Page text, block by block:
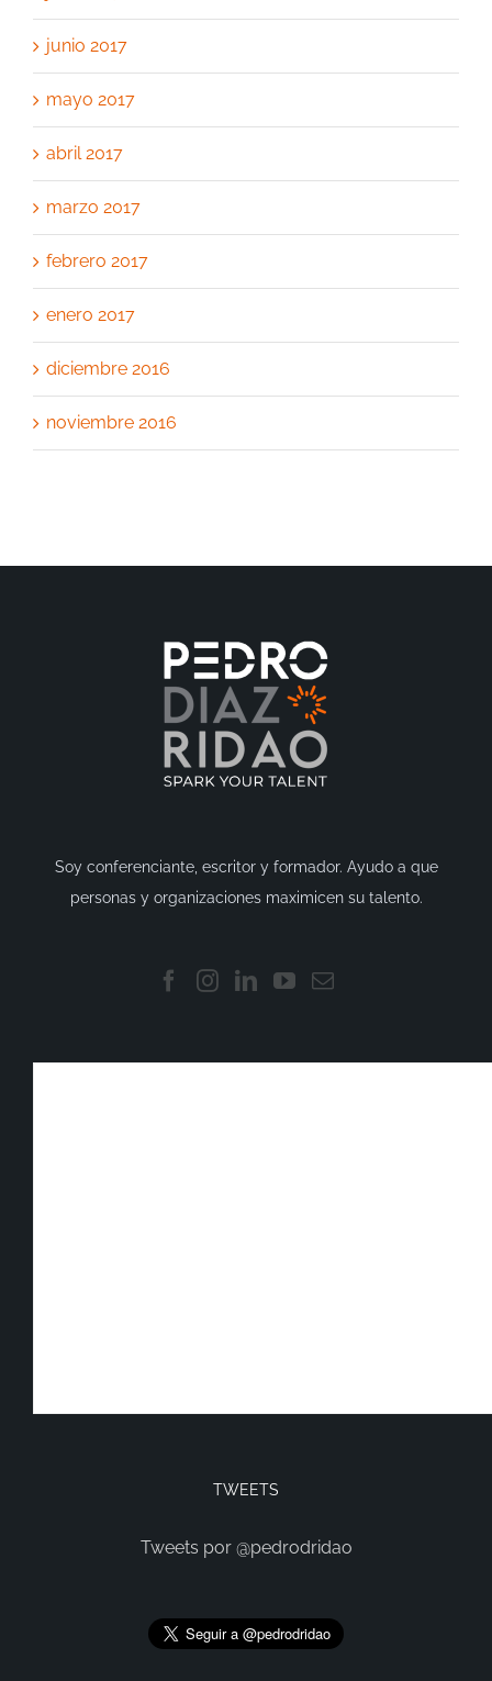
junio 2017
mayo 2017
abril 2017
marzo 2017
febrero 2017
enero 2017
diciembre 2016
noviembre 2016
Soy conferenciante, escritor y formador. Ayudo a que
personas y organizaciones maximicen su talento.
TWEETS
Tweets por @pedrodridao